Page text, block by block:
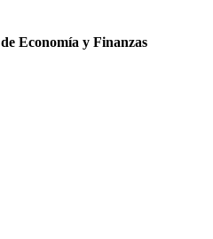
Economía y Finanzas